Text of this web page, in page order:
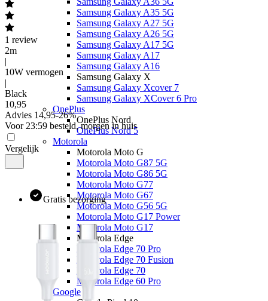
Samsung Galaxy A35 5G
Samsung Galaxy A27 5G
Samsung Galaxy A26 5G
Samsung Galaxy A17 5G
Samsung Galaxy A17
Samsung Galaxy A16
Samsung Galaxy X
Samsung Galaxy Xcover 7
Samsung Galaxy XCover 6 Pro
OnePlus
OnePlus Nord
OnePlus Nord 5
Motorola
Motorola Moto G
Motorola Moto G87 5G
Motorola Moto G86 5G
Motorola Moto G77
Motorola Moto G67
Motorola Moto G56 5G
Motorola Moto G17 Power
Motorola Moto G17
Motorola Edge
Motorola Edge 70 Pro
Motorola Edge 70 Fusion
Motorola Edge 70
Motorola Edge 60 Pro
Google
1 review
2m
|
10W vermogen
|
Black
10,95
Advies 14,95-26%
Voor 23:59 besteld, morgen in huis
Vergelijk
Gratis bezorging